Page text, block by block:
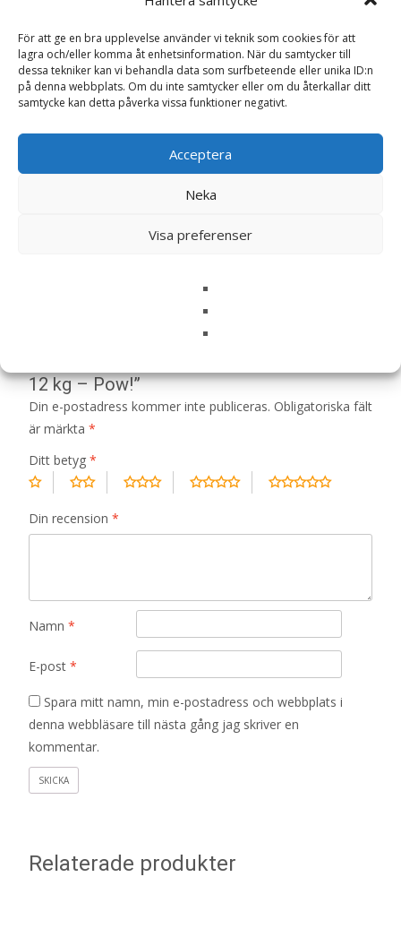
För att ge en bra upplevelse använder vi teknik som cookies för att
lagra och/eller komma åt enhetsinformation. När du samtycker till
dessa tekniker kan vi behandla data som surfbeteende eller unika ID:n
på denna webbplats. Om du inte samtycker eller om du återkallar ditt
samtycke kan detta påverka vissa funktioner negativt.
Acceptera
Neka
Visa preferenser
LÄS MERA & KÖP
Artikelnr:24207 Kategorier:Hundmat, Torrfoder
Recensioner (0)
Bli först med att recensera ”Dog Adult
12 kg – Pow!”
Din e-postadress kommer inte publiceras. Obligatoriska fält
är märkta *
Ditt betyg *
Din recension *
Namn *
E-post *
Spara mitt namn, min e-postadress och webbplats i
denna webbläsare till nästa gång jag skriver en
kommentar.
Relaterade produkter